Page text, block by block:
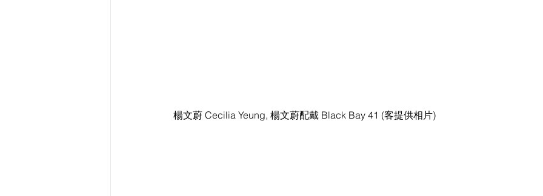
楊文蔚 Cecilia Yeung, 楊文蔚配戴 Black Bay 41 (客提供相片)